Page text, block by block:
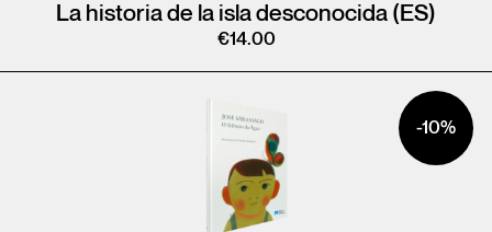
La historia de la isla desconocida (ES)
€14.00
-10%